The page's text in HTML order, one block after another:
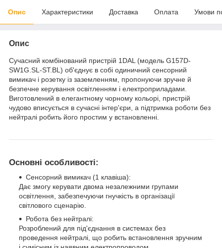
Опис Характеристики Доставка Оплата Умови
Опис
Сучасний комбінований пристрій 1DAL (модель G157D-
SW1G.SL-ST.BL) об'єднує в собі одиничний сенсорний
вимикач і розетку із заземленням, пропонуючи зручне й
безпечне керування освітленням і електроприладами.
Виготовлений в елегантному чорному кольорі, пристрій
чудово вписується в сучасні інтер'єри, а підтримка роботи без
нейтралі робить його простим у встановленні.
Основні особливості:
Сенсорний вимикач (1 клавіша):
Дає змогу керувати двома незалежними групами
освітлення, забезпечуючи гнучкість в організації
світлового сценарію.
Робота без нейтралі:
Розроблений для під'єднання в системах без
проведення нейтралі, що робить встановлення зручним